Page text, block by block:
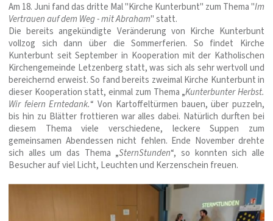
Am 18. Juni fand das dritte Mal "Kirche Kunterbunt" zum Thema "Im
Vertrauen auf dem Weg - mit Abraham" statt.
Die bereits angekündigte Veränderung von Kirche Kunterbunt
vollzog sich dann über die Sommerferien. So findet Kirche
Kunterbunt seit September in Kooperation mit der Katholischen
Kirchengemeinde Letzenberg statt, was sich als sehr wertvoll und
bereichernd erweist. So fand bereits zweimal Kirche Kunterbunt in
dieser Kooperation statt, einmal zum Thema „Kunterbunter Herbst.
Wir feiern Erntedank.“ Von Kartoffeltürmen bauen, über puzzeln,
bis hin zu Blätter frottieren war alles dabei. Natürlich durften bei
diesem Thema viele verschiedene, leckere Suppen zum
gemeinsamen Abendessen nicht fehlen. Ende November drehte
sich alles um das Thema „SternStunden“, so konnten sich alle
Besucher auf viel Licht, Leuchten und Kerzenschein freuen.